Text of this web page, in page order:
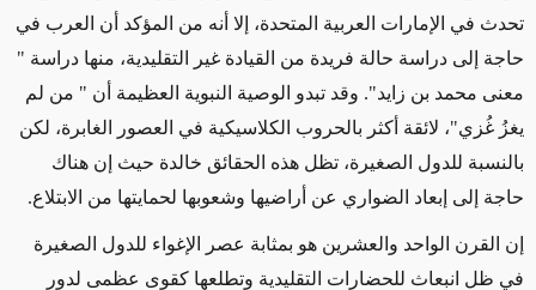
تحدث في الإمارات العربية المتحدة، إلا أنه من المؤكد أن العرب في
حاجة إلى دراسة حالة فريدة من القيادة غير التقليدية، منها دراسة "
معنى محمد بن زايد". وقد تبدو الوصية النبوية العظيمة أن " من لم
يغزُ غُزي"، لائقة أكثر بالحروب الكلاسيكية في العصور الغابرة، لكن
بالنسبة للدول الصغيرة، تظل هذه الحقائق خالدة حيث إن هناك
حاجة إلى إبعاد الضواري عن أراضيها وشعوبها لحمايتها من الابتلاع.
إن القرن الواحد والعشرين هو بمثابة عصر الإغواء للدول الصغيرة
في ظل انبعاث للحضارات التقليدية وتطلعها كقوى عظمى لدور